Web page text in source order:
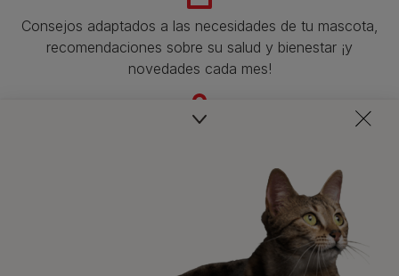
Consejos adaptados a las necesidades de tu mascota,
recomendaciones sobre su salud y bienestar ¡y
novedades cada mes!
Promociones, concursos, descuentos y ofertas de
todas nuestras marcas.​